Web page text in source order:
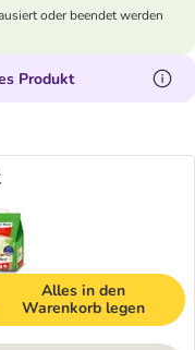
oder beendet werden
Produkt
Alles in den
Warenkorb legen